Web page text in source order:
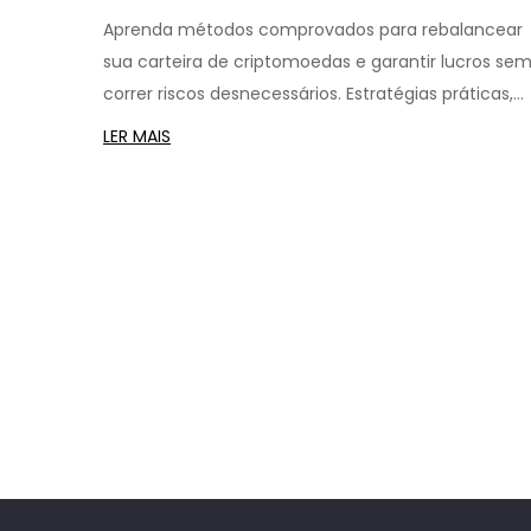
Métodos Baseados em
Regras para Garantir Lucros
e Reduzir Riscos
Aprenda métodos comprovados para rebalancear
sua carteira de criptomoedas e garantir lucros sem
correr riscos desnecessários. Estratégias práticas,
ferramentas reais e erros a evitar.
LER MAIS